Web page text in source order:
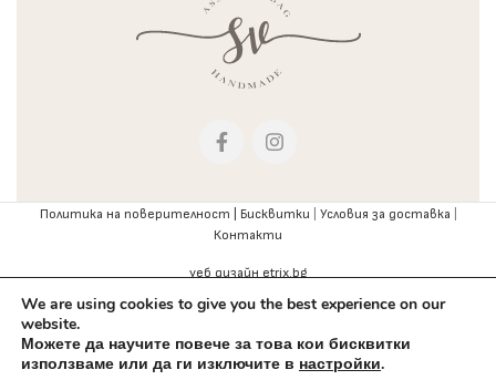
Политика на поверителност | Бисквитки Условия за доставка
Контакти
уеб дизайн etrix.bg
We are using cookies to give you the best experience on our
website.
Можете да научите повече за това кои бисквитки
използваме или да ги изключите в настройки.